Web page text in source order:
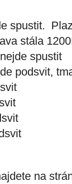
spustit.
stála
spustit
podsvit,
na